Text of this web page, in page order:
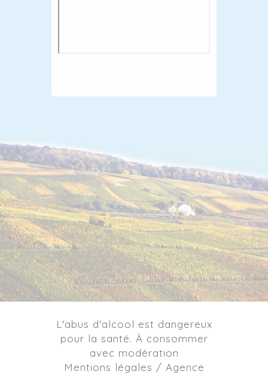
L'abus d'alcool est dangereux
pour la santé. À consommer
avec modération
Mentions légales / Agence